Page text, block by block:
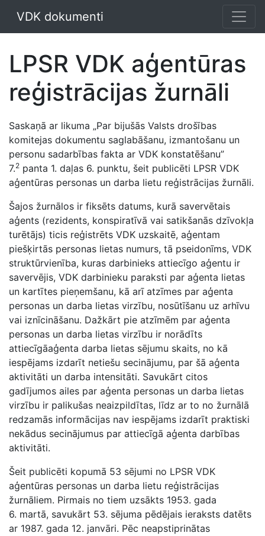
VDK dokumenti
LPSR VDK aģentūras
reģistrācijas žurnāli
Saskaņā ar likuma „Par bijušās Valsts drošības
komitejas dokumentu saglabāšanu, izmantošanu un
personu sadarbības fakta ar VDK konstatēšanu”
7.2 panta 1. daļas 6. punktu, šeit publicēti LPSR VDK
aģentūras personas un darba lietu reģistrācijas žurnāli.
Šajos žurnālos ir fiksēts datums, kurā savervētais
aģents (rezidents, konspiratīvā vai satikšanās dzīvokļa
turētājs) ticis reģistrēts VDK uzskaitē, aģentam
piešķirtās personas lietas numurs, tā pseidonīms, VDK
struktūrvienība, kuras darbinieks attiecīgo aģentu ir
savervējis, VDK darbinieku paraksti par aģenta lietas
un kartītes pieņemšanu, kā arī atzīmes par aģenta
personas un darba lietas virzību, nosūtīšanu uz arhīvu
vai iznīcināšanu. Dažkārt pie atzīmēm par aģenta
personas un darba lietas virzību ir norādīts
attiecīgāaģenta darba lietas sējumu skaits, no kā
iespējams izdarīt netiešu secinājumu, par šā aģenta
aktivitāti un darba intensitāti. Savukārt citos
gadījumos ailes par aģenta personas un darba lietas
virzību ir palikušas neaizpildītas, līdz ar to no žurnālā
redzamās informācijas nav iespējams izdarīt praktiski
nekādus secinājumus par attiecīgā aģenta darbības
aktivitāti.
Šeit publicēti kopumā 53 sējumi no LPSR VDK
aģentūras personas un darba lietu reģistrācijas
žurnāliem. Pirmais no tiem uzsākts 1953. gada
6. martā, savukārt 53. sējuma pēdējais ieraksts datēts
ar 1987. gada 12. janvāri. Pēc neapstiprinātas